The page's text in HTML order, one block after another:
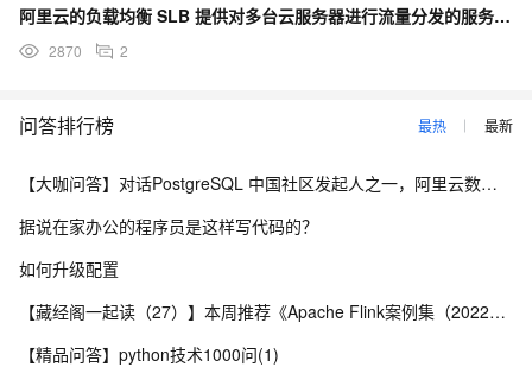
阿里云的负载均衡 SLB 提供对多台云服务器进行流量分发的服务，支持四层和七层的流量转发。其中七层流
2870 2
问答排行榜 最热 最新
【大咖问答】对话PostgreSQL 中国社区发起人之一，阿里云数据库高级专家 德哥
据说在家办公的程序员是这样写代码的？
如何升级配置
【藏经阁一起读（27）】本周推荐《Apache Flink案例集（2022版）》，你有哪些心得？
【精品问答】python技术1000问(1)